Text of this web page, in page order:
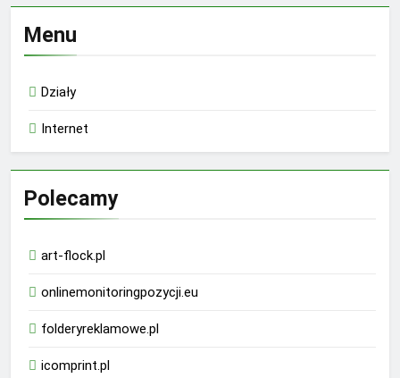
Menu
Działy
Internet
Polecamy
art-flock.pl
onlinemonitoringpozycji.eu
folderyreklamowe.pl
icomprint.pl